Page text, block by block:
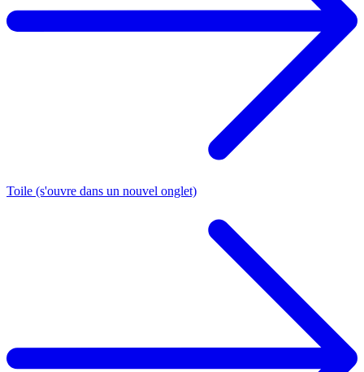
Toile (s'ouvre dans un nouvel onglet)